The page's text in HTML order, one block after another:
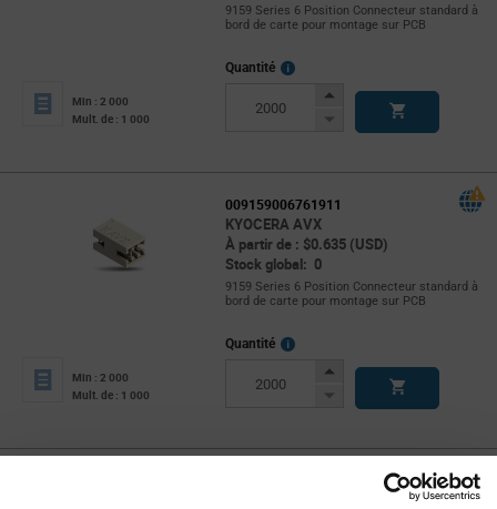
9159 Series 6 Position Connecteur standard à
bord de carte pour montage sur PCB
Min : 2 000
Mult. de : 1 000
Quantité
More
Increase
Decrease
009159006761911
KYOCERA AVX
À partir de : $0.635 (USD)
Stock global: 0
9159 Series 6 Position Connecteur standard à
bord de carte pour montage sur PCB
Min : 2 000
Mult. de : 1 000
Quantité
More
Increase
Decrease